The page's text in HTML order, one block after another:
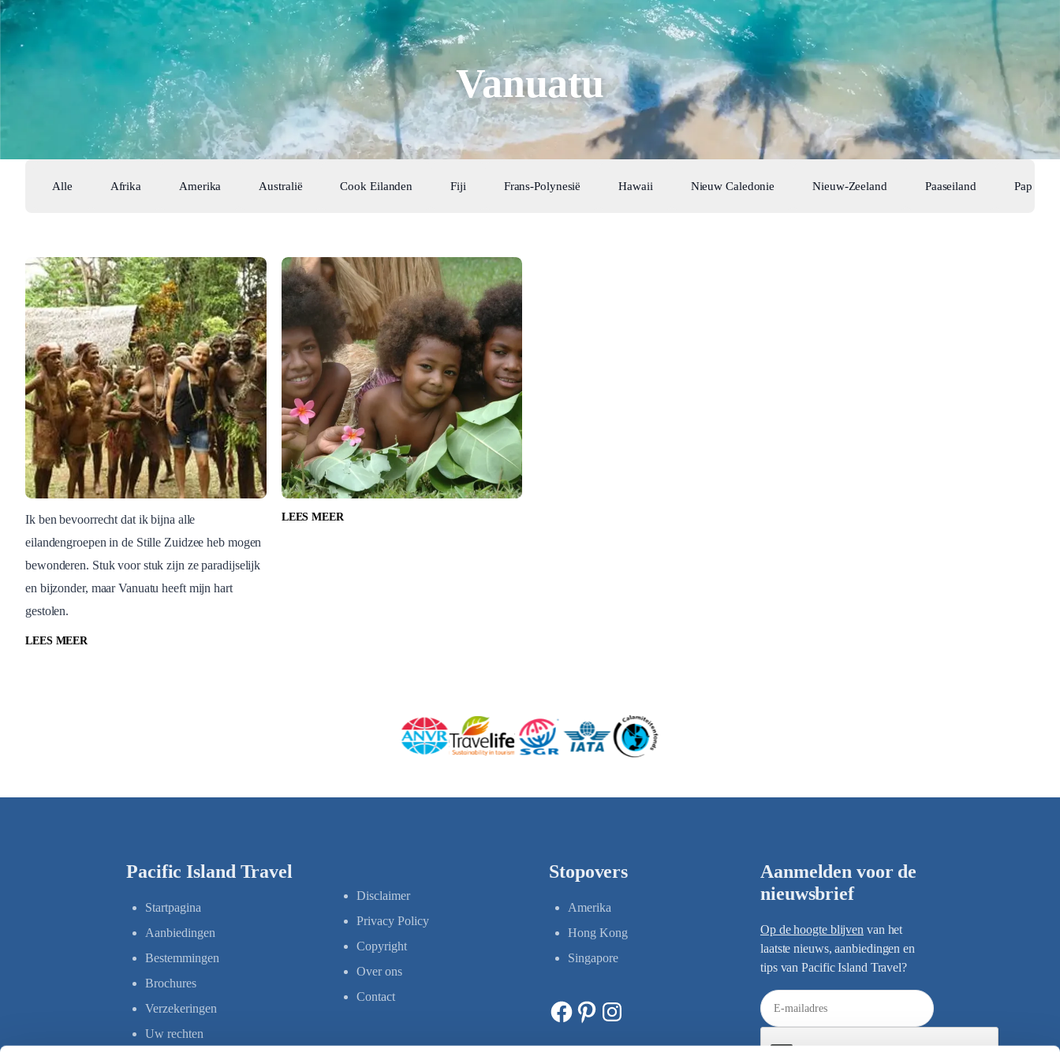
Vanuatu
Alle Afrika Amerika Australië Cook Eilanden Fiji Frans-Polynesië Hawaii Nieuw Caledonie Nieuw-Zeeland Paaseiland Papoea
Vanuatu
Lara verloor haar hart aan
het exotische Vanuatu
Vanuatu
Ik ben bevoorrecht dat ik bijna alle
eilandengroepen in de Stille Zuidzee heb mogen
bewonderen. Stuk voor stuk zijn ze paradijselijk
en bijzonder, maar Vanuatu heeft mijn hart
gestolen.
LEES MEER
LEES MEER
Pacific Island Travel
Startpagina
Aanbiedingen
Bestemmingen
Brochures
Verzekeringen
Uw rechten
Disclaimer
Privacy Policy
Copyright
Over ons
Contact
Stopovers
Amerika
Hong Kong
Singapore
Facebook Pinterest Instagram
Aanmelden voor de
nieuwsbrief
Op de hoogte blijven van het
laatste nieuws, aanbiedingen en
tips van Pacific Island Travel?
E
-